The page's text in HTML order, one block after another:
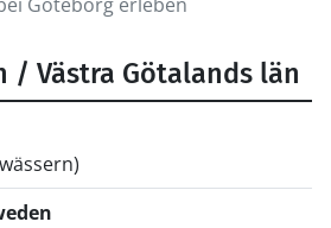
/ Västra Götalands län